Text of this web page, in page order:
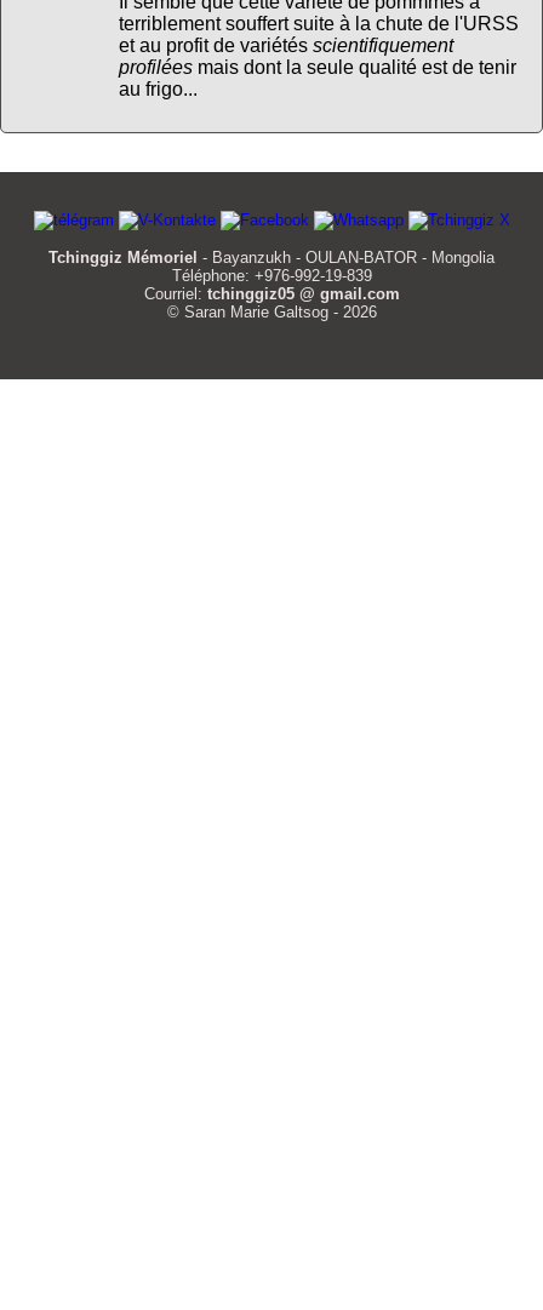
terriblement souffert suite à la chute de l'URSS
et au profit de variétés scientifiquement
profiléesmais dont la seule qualité est de tenir
au frigo...
Tchinggiz Mémoriel - Bayanzukh - OULAN-BATOR - Mongolia
Téléphone: +976-992-19-839
Courriel: tchinggiz05 @ gmail.com
© Saran Marie Galtsog - 2026